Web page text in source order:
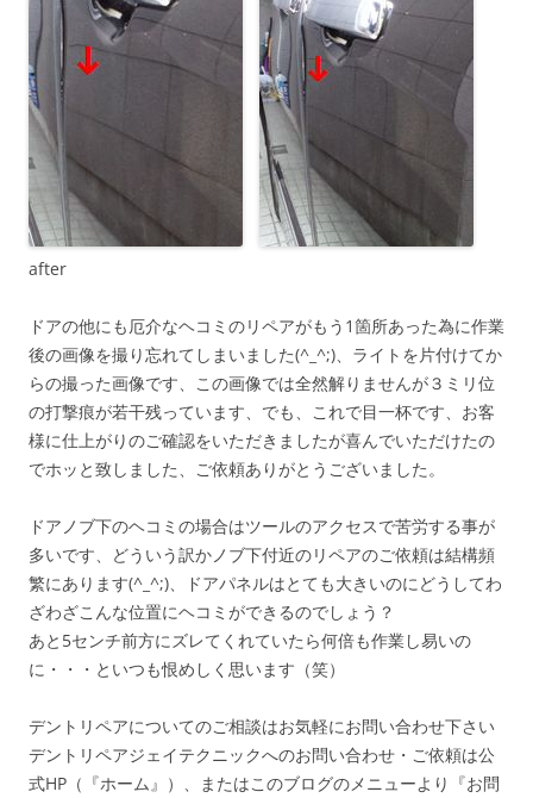
after
ドアの他にも厄介なヘコミのリペアがもう1箇所あった為に作業
後の画像を撮り忘れてしまいました(^_^;)、ライトを片付けてか
らの撮った画像です、この画像では全然解りませんが３ミリ位
の打撃痕が若干残っています、でも、これで目一杯です、お客
様に仕上がりのご確認をいただきましたが喜んでいただけたの
でホッと致しました、ご依頼ありがとうございました。
ドアノブ下のヘコミの場合はツールのアクセスで苦労する事が
多いです、どういう訳かノブ下付近のリペアのご依頼は結構頻
繁にあります(^_^;)、ドアパネルはとても大きいのにどうしてわ
ざわざこんな位置にヘコミができるのでしょう？
あと5センチ前方にズレてくれていたら何倍も作業し易いの
に・・・といつも恨めしく思います（笑）
デントリペアについてのご相談はお気軽にお問い合わせ下さい
デントリペアジェイテクニックへのお問い合わせ・ご依頼は公
式HP（『ホーム』）、またはこのブログのメニューより『お問